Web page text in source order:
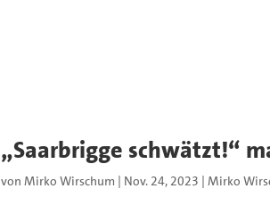
„Saarbrigge schwätzt!“
vonMirko Wirschum | Nov. 24, 2023 |Mirko